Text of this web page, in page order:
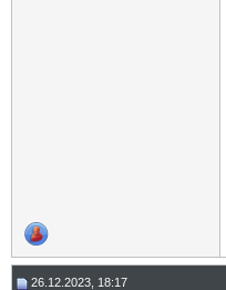
26.12.2023, 18:17